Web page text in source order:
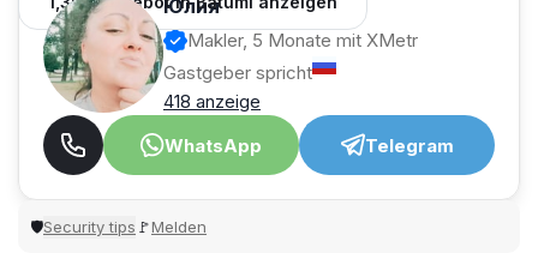
Юлия
Makler, 5 Monate mit XMetr
Gastgeber spricht
418 anzeige
WhatsApp
Telegram
🛡Security tips 🚩Melden